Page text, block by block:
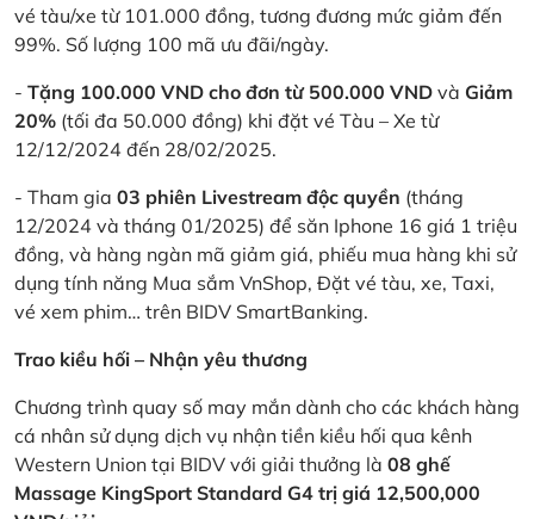
vé tàu/xe từ 101.000 đồng, tương đương mức giảm đến
99%. Số lượng 100 mã ưu đãi/ngày.
- Tặng 100.000 VND cho đơn từ 500.000 VND và Giảm
20% (tối đa 50.000 đồng) khi đặt vé Tàu – Xe từ
12/12/2024 đến 28/02/2025.
- Tham gia 03 phiên Livestream độc quyền (tháng
12/2024 và tháng 01/2025) để săn Iphone 16 giá 1 triệu
đồng, và hàng ngàn mã giảm giá, phiếu mua hàng khi sử
dụng tính năng Mua sắm VnShop, Đặt vé tàu, xe, Taxi,
vé xem phim… trên BIDV SmartBanking.
Trao kiều hối – Nhận yêu thương
Chương trình quay số may mắn dành cho các khách hàng
cá nhân sử dụng dịch vụ nhận tiền kiều hối qua kênh
Western Union tại BIDV với giải thưởng là 08 ghế
Massage KingSport Standard G4 trị giá 12,500,000